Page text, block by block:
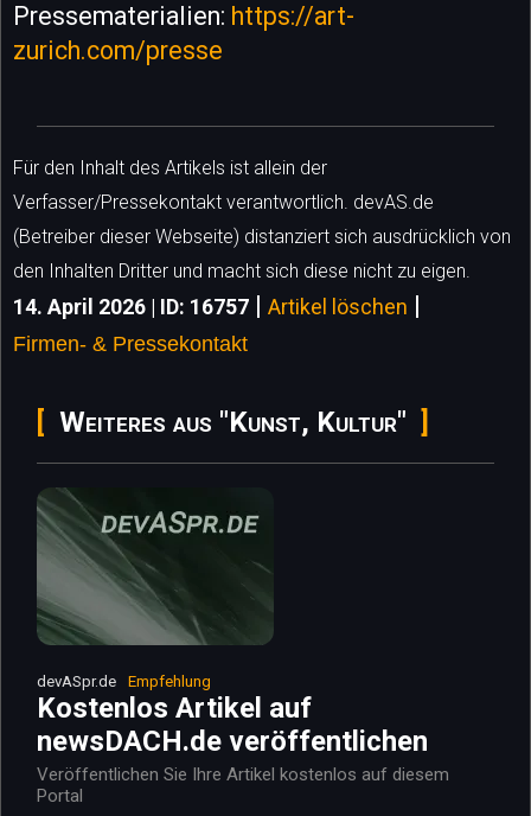
Pressematerialien: https://art-
zurich.com/presse
Für den Inhalt des Artikels ist allein der
Verfasser/Pressekontakt verantwortlich. devAS.de
(Betreiber dieser Webseite) distanziert sich ausdrücklich von
den Inhalten Dritter und macht sich diese nicht zu eigen.
14. April 2026 | ID: 16757 | Artikel löschen |
Firmen- & Pressekontakt
Weiteres aus "Kunst, Kultur"
devASpr.de Empfehlung
Kostenlos Artikel auf
newsDACH.de veröffentlichen
Veröffentlichen Sie Ihre Artikel kostenlos auf diesem
Portal